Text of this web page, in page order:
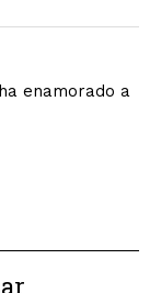
enamorado a